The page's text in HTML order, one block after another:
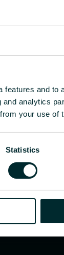
and to
analytics
your use of
Statistics